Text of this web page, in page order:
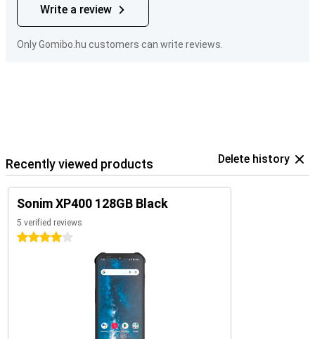
Write a review
Only Gomibo.hu customers can write reviews.
Recently viewed products Delete history
Sonim XP400 128GB Black
5 verified reviews
4 stars